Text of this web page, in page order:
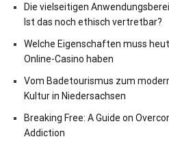
Die vielseitigen
Ist das noch ethisch vertretbar?
Welche Eigenschaften muss
Online-Casino haben
Vom Badetourismus zum
Kultur in Niedersachsen
Breaking Free: A Guide on
Addiction